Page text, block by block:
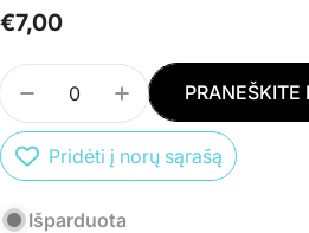
Įprasta
€7,00
Kiekis
SUMAŽINTI PREKĖS CD
PADIDINTI
PRANEŠKITE
Pridėti į norų sąrašą
Išparduota